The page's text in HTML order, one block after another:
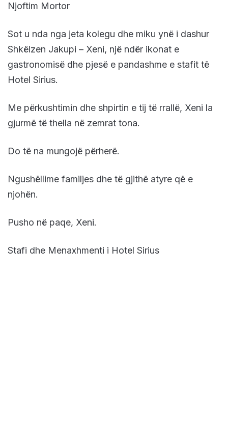
Njoftim Mortor
Sot u nda nga jeta kolegu dhe miku ynë i dashur
Shkëlzen Jakupi – Xeni, një ndër ikonat e
gastronomisë dhe pjesë e pandashme e stafit të
Hotel Sirius.
Me përkushtimin dhe shpirtin e tij të rrallë, Xeni la
gjurmë të thella në zemrat tona.
Do të na mungojë përherë.
Ngushëllime familjes dhe të gjithë atyre që e
njohën.
Pusho në paqe, Xeni.
Stafi dhe Menaxhmenti i Hotel Sirius